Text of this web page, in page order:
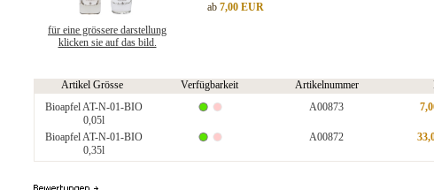
für eine grössere darstellung
klicken sie auf das bild.
ab 7,00 EUR
Artikel Grösse Verfügbarkeit Artikelnummer
Bioapfel AT-N-01-BIO
0,05l
A00873
Bioapfel AT-N-01-BIO
0,35l
A00872